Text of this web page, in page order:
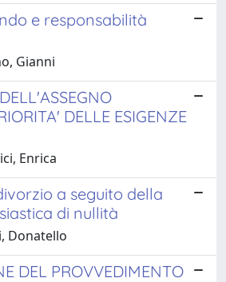
e responsabilità
Gianni
DELLE ESIGENZE
Enrica
a seguito della
di nullità
Donatello
DEL PROVVEDIMENTO